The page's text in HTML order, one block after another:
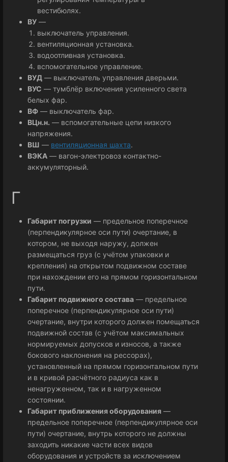
вестибюлях.
ВУ —
выключатель управления.
вентиляционная установка.
водоотливная установка.
вспомогательное управление.
ВУД — выключатель управления дверьми.
ВУС — тумблёр включения усиленного света
белых фар.
ВФ — выключатель фар.
ВЦн.н. — вспомогательные цепи низкого
напряжения.
ВШ — вентиляционная шахта.
ВЭКА — вагон-электровоз контактно-
аккумуляторный.
Г
Габарит погрузки — предельное поперечное
(перпендикулярное оси пути) очертание, в
котором, не выходя наружу, должен
размещаться груз (с учётом упаковки и
крепления) на открытом подвижном составе
при нахождении его на прямом горизонтальном
пути.
Габарит подвижного состава — предельное
поперечное (перпендикулярное оси пути)
очертание, внутри которого должен помещаться
подвижной состав (с учётом максимальных
нормируемых допусков и износов, а также
бокового наклонения на рессорах),
установленный на прямом горизонтальном пути
и в кривой расчётного радиуса как в
ненагруженном, так и в нагруженном
состоянии.
Габарит приближения оборудования —
предельное поперечное (перпендикулярное оси
пути) очертание, внутрь которого не должны
заходить никакие части всех видов
оборудования и устройств за исключением